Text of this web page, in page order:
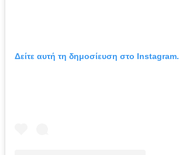
Δείτε αυτή τη δημοσίευση στο Instagram.